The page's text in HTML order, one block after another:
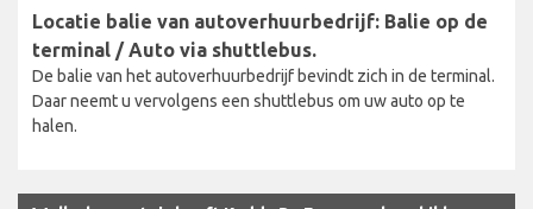
Locatie balie van autoverhuurbedrijf: Balie op de
terminal / Auto via shuttlebus.
De balie van het autoverhuurbedrijf bevindt zich in de terminal.
Daar neemt u vervolgens een shuttlebus om uw auto op te
halen.